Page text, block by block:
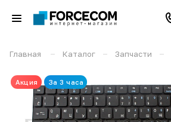
Главная – Каталог – Запчасти –
Акция За 3 часа